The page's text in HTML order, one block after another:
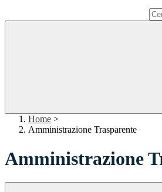
Home >
Amministrazione Trasparente
Amministrazione